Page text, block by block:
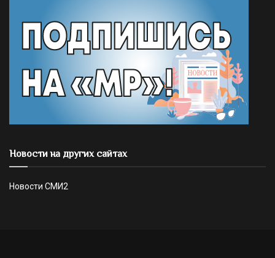
Новости на других сайтах
Новости СМИ2